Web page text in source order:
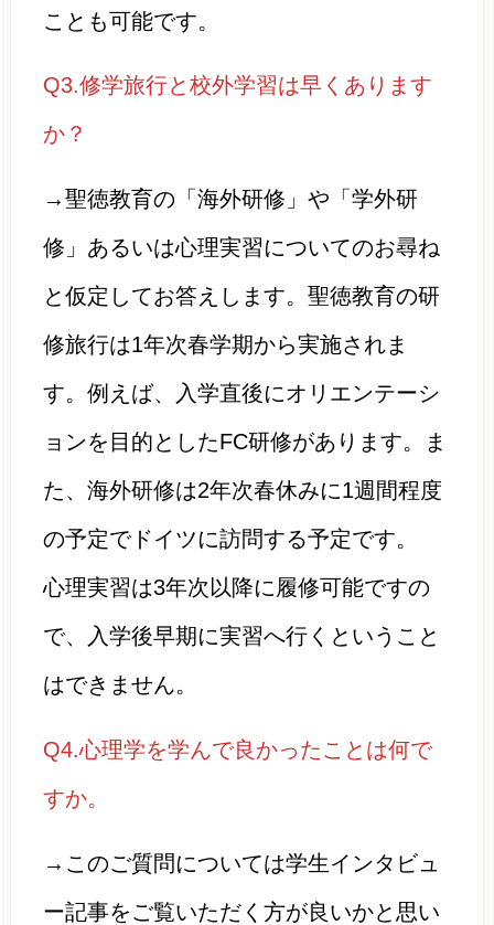
ことも可能です。
Q3.修学旅行と校外学習は早くあります
か？
→聖徳教育の「海外研修」や「学外研
修」あるいは心理実習についてのお尋ね
と仮定してお答えします。聖徳教育の研
修旅行は1年次春学期から実施されま
す。例えば、入学直後にオリエンテーシ
ョンを目的としたFC研修があります。ま
た、海外研修は2年次春休みに1週間程度
の予定でドイツに訪問する予定です。
心理実習は3年次以降に履修可能ですの
で、入学後早期に実習へ行くということ
はできません。
Q4.心理学を学んで良かったことは何で
すか。
→このご質問については学生インタビュ
ー記事をご覧いただく方が良いかと思い